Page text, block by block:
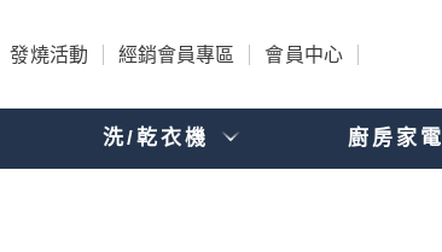
發燒活動 經銷會員專區 會員中心
洗/乾衣機 廚房家電